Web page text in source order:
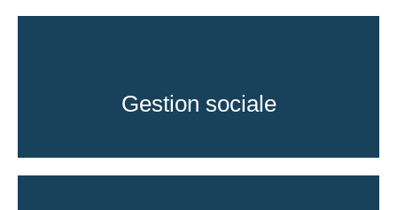
Gestion sociale